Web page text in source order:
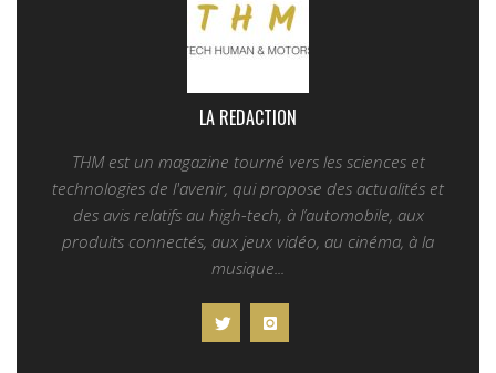
LA REDACTION
THM est un magazine tourné vers les sciences et
technologies de l'avenir, qui propose des actualités et
des avis relatifs au high-tech, à l’automobile, aux
produits connectés, aux jeux vidéo, au cinéma, à la
musique...